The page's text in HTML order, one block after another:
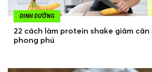
DINH DƯỠNG
22 cách làm protein shake giảm cân
phong phú